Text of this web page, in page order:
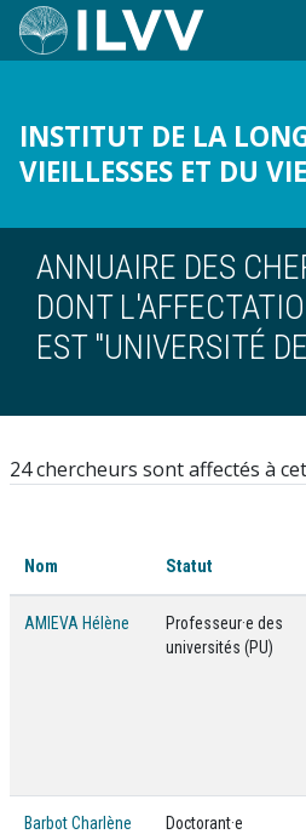
Aller
au
INSTITUT DE LA
VIEILLESSES ET DU
ANNUAIRE DES
DONT
EST "UNIVERSITÉ
24 chercheurs sont affectés à
Nom Statut
AMIEVA Hélène
Professeur·e des
universités (PU)
Barbot Charlène Doctorant·e